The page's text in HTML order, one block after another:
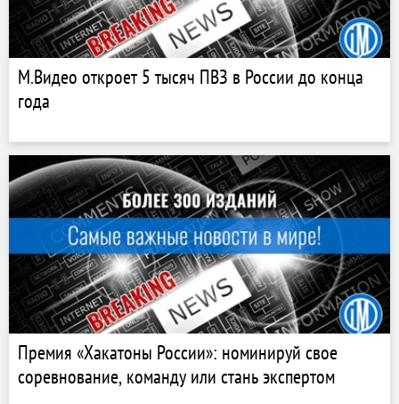
М.Видео откроет 5 тысяч ПВЗ в России до конца
года
Премия «Хакатоны России»: номинируй свое
соревнование, команду или стань экспертом